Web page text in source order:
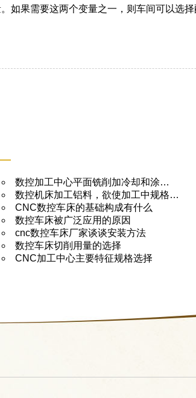
如果需要这两个变量之一，则车间可以选
—
数控加工中心平面铣削加冷却和涂…
数控机床加工铝料，欲使加工中规格…
CNC数控车床的基础构成有什么
数控车床被广泛应用的原因
cnc数控车床厂家谈谈安装方法
数控车床切削用量的选择
CNC加工中心主要特征规格选择